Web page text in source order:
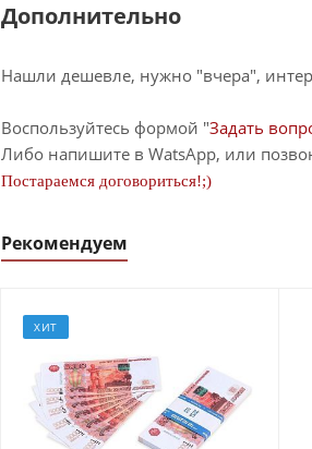
Дополнительно
Нашли дешевле, нужно "вчера",
Воспользуйтесь формой "Задать
Либо напишите в WatsApp, или
Постараемся договориться!;)
Рекомендуем
ХИТ